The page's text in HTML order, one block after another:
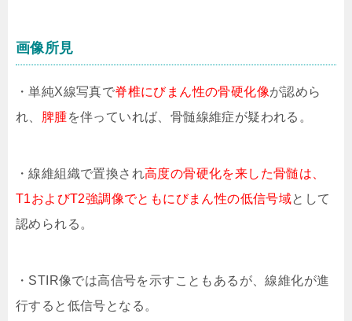
画像所見
・単純X線写真で脊椎にびまん性の骨硬化像が認めら
れ、 脾腫を伴っていれば、骨髄線維症が疑われる。
・線維組織で置換され高度の骨硬化を来した骨髄は、
T1およびT2強調像でともにびまん性の低信号域として
認められる。
・STIR像では高信号を示すこともあるが、線維化が進
行すると低信号となる。